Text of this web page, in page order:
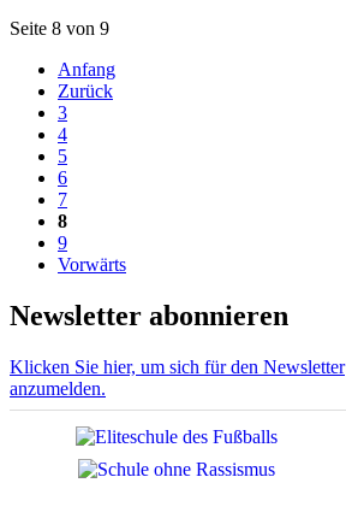
Seite 8 von 9
Anfang
Zurück
3
4
5
6
7
8
9
Vorwärts
Newsletter abonnieren
Klicken Sie hier, um sich für den Newsletter
anzumelden.